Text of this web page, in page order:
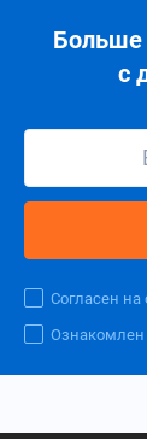
Больше
с
Согласен на
Ознакомлен